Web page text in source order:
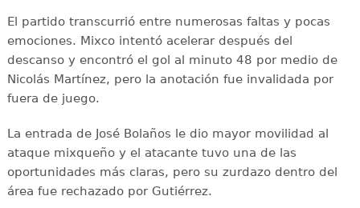
El partido transcurrió entre numerosas faltas y pocas
emociones. Mixco intentó acelerar después del
descanso y encontró el gol al minuto 48 por medio de
Nicolás Martínez, pero la anotación fue invalidada por
fuera de juego.
La entrada de José Bolaños le dio mayor movilidad al
ataque mixqueño y el atacante tuvo una de las
oportunidades más claras, pero su zurdazo dentro del
área fue rechazado por Gutiérrez.